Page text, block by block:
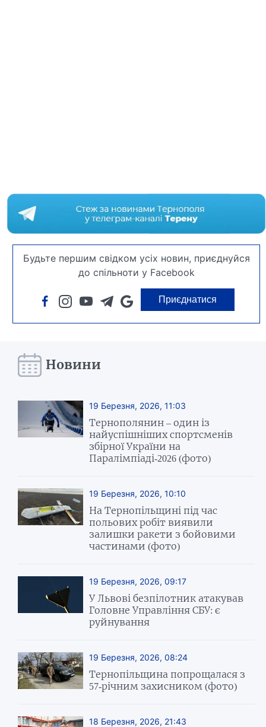
Будьте першим свідком усіх новин, приєднуйся
до спільноти у Facebook
Приєднатися
Новини
19 Березня, 2026, 11:03
Тернополянин – один із
найуспішніших спортсменів
збірної України на
Паралімпіаді-2026 (фото)
19 Березня, 2026, 10:10
На Тернопільщині під час
польових робіт виявили
залишки ракети з бойовими
частинами (фото)
19 Березня, 2026, 09:17
У Львові безпілотник атакував
Головне Управління СБУ: є
руйнування
19 Березня, 2026, 08:24
Тернопільщина попрощалася з
57-річним захисником (фото)
18 Березня, 2026, 21:43